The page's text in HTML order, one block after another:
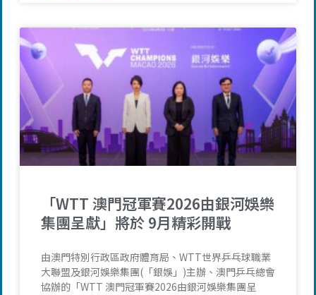
「WTT 澳門冠軍賽2026由銀河娛樂
集團呈獻」將於 9月精彩開戰
由澳門特別行政區政府體育局、WTT世界乒乓球職業
大聯盟及銀河娛樂集團(「銀娛」)主辦、澳門乒乓總會
協辦的「WTT 澳門冠軍賽2026由銀河娛樂集團呈